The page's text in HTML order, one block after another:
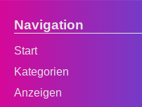
Navigation
Start
Kategorien
Anzeigen